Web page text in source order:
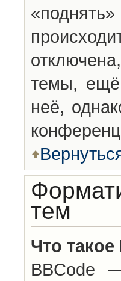
темы, ещё
неё,
тем
Что
BBCode